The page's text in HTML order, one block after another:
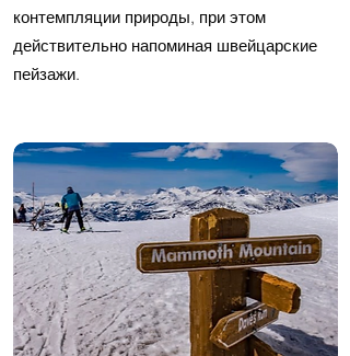
контемпляции природы, при этом
действительно напоминая швейцарские
пейзажи.